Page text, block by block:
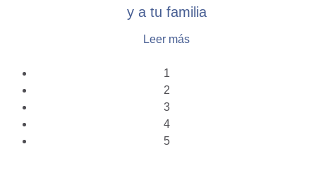
y a tu familia
Leer más
1
2
3
4
5